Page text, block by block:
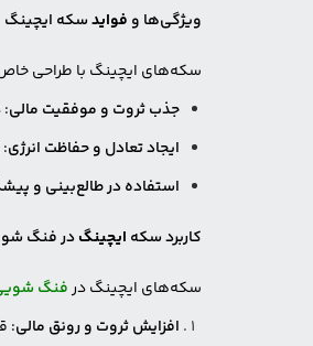
ویژگی‌ها و فوایدسکه ایچینگ
سکه‌های ایچینگ با طراحی خاص
جذب ثروت و موفقیت مالی:
ایجاد تعادل و حفاظت انرژی
استفاده در طالع‌بینی و
کاربرد سکه ایچینگدر فنگ
سکه‌های ایچینگ درفنگ
افزایش ثروت و رونق مالی: